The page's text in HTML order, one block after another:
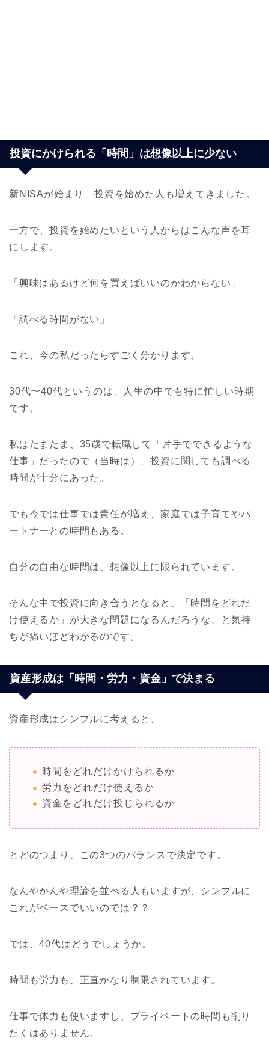
投資にかけられる「時間」は想像以上に少ない
新NISAが始まり、投資を始めた人も増えてきました。
一方で、投資を始めたいという人からはこんな声を耳
にします。
「興味はあるけど何を買えばいいのかわからない」
「調べる時間がない」
これ、今の私だったらすごく分かります。
30代〜40代というのは、人生の中でも特に忙しい時期
です。
私はたまたま、35歳で転職して「片手でできるような
仕事」だったので（当時は）、投資に関しても調べる
時間が十分にあった。
でも今では仕事では責任が増え、家庭では子育てやパ
ートナーとの時間もある。
自分の自由な時間は、想像以上に限られています。
そんな中で投資に向き合うとなると、「時間をどれだ
け使えるか」が大きな問題になるんだろうな、と気持
ちが痛いほどわかるのです。
資産形成は「時間・労力・資金」で決まる
資産形成はシンプルに考えると、
時間をどれだけかけられるか
労力をどれだけ使えるか
資金をどれだけ投じられるか
とどのつまり、この3つのバランスで決定です。
なんやかんや理論を並べる人もいますが、シンプルに
これがベースでいいのでは？？
では、40代はどうでしょうか。
時間も労力も、正直かなり制限されています。
仕事で体力も使いますし、プライベートの時間も削り
たくはありません。